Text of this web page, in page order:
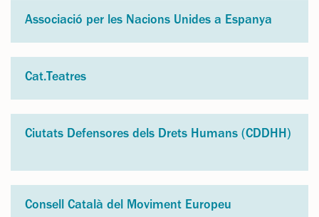
Associació per les Nacions Unides a Espanya
Cat.Teatres
Ciutats Defensores dels Drets Humans (CDDHH)
Consell Català del Moviment Europeu